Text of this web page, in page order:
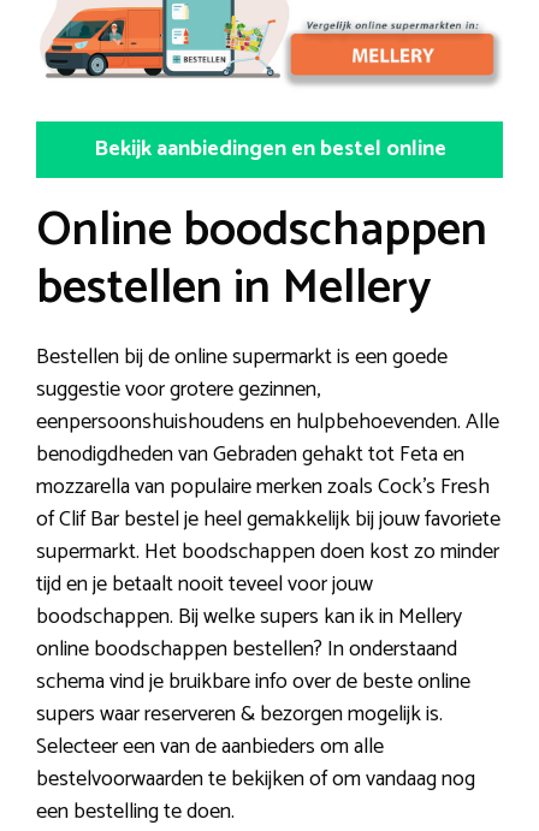
Bekijk aanbiedingen en bestel online
Online boodschappen
bestellen in Mellery
Bestellen bij de online supermarkt is een goede
suggestie voor grotere gezinnen,
eenpersoonshuishoudens en hulpbehoevenden. Alle
benodigdheden van Gebraden gehakt tot Feta en
mozzarella van populaire merken zoals Cock’s Fresh
of Clif Bar bestel je heel gemakkelijk bij jouw favoriete
supermarkt. Het boodschappen doen kost zo minder
tijd en je betaalt nooit teveel voor jouw
boodschappen. Bij welke supers kan ik in Mellery
online boodschappen bestellen? In onderstaand
schema vind je bruikbare info over de beste online
supers waar reserveren & bezorgen mogelijk is.
Selecteer een van de aanbieders om alle
bestelvoorwaarden te bekijken of om vandaag nog
een bestelling te doen.